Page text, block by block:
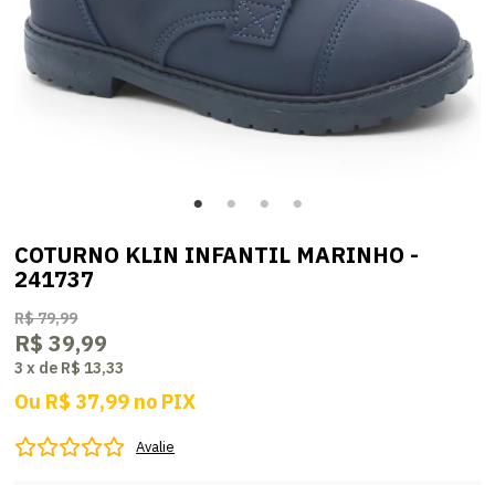
COTURNO KLIN INFANTIL MARINHO -
241737
R$ 79,99
R$ 39,99
3 x de R$ 13,33
Ou R$ 37,99 no PIX
Avalie